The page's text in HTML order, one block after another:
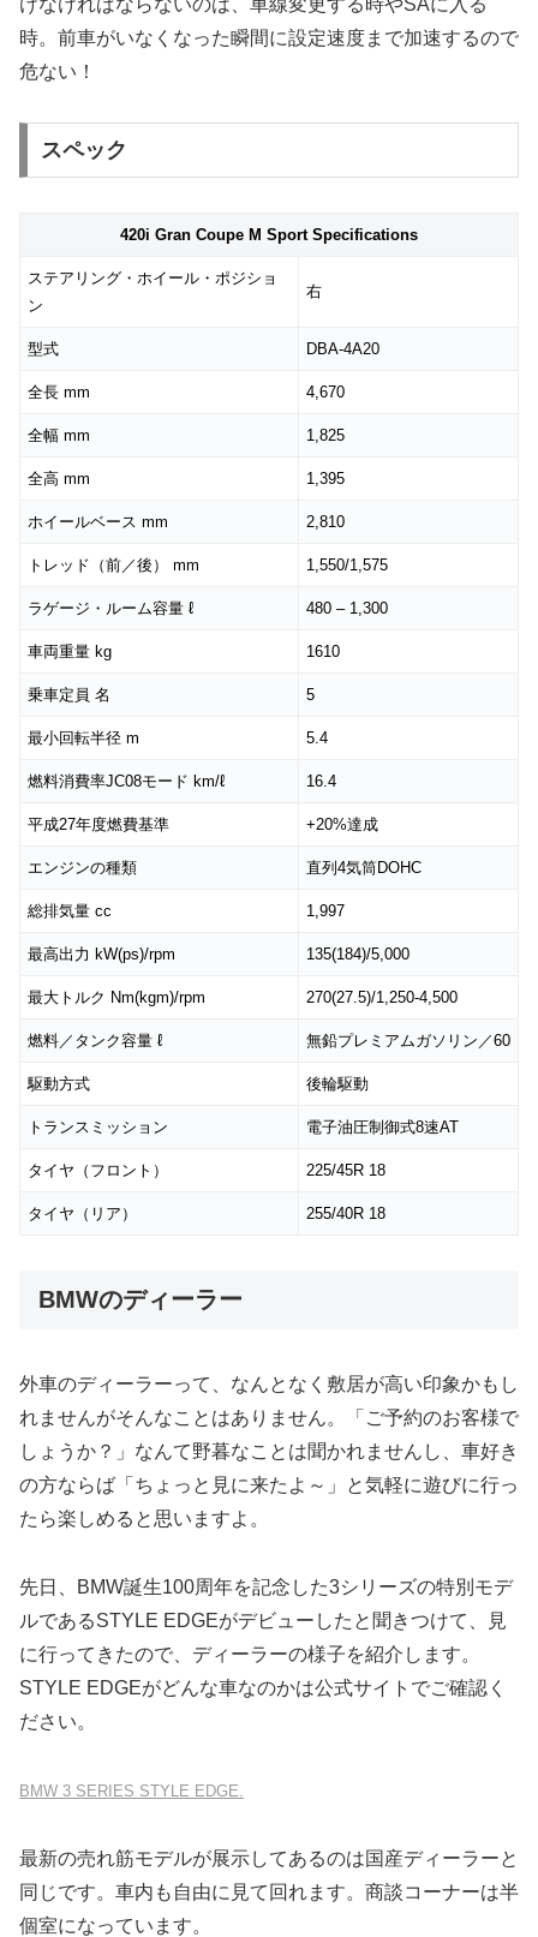
時。前車がいなくなった瞬間に設定速度まで加速するので
危ない！
スペック
420i Gran Coupe M Sport Specifications
ステアリング・ホイール・ポジショ
ン
右
型式 DBA-4A20
全長 mm 4,670
全幅 mm 1,825
全高 mm 1,395
ホイールベース mm 2,810
トレッド（前／後） mm 1,550/1,575
ラゲージ・ルーム容量 ℓ 480 – 1,300
車両重量 kg 1610
乗車定員 名 5
最小回転半径 m 5.4
燃料消費率JC08モード km/ℓ 16.4
平成27年度燃費基準 +20%達成
エンジンの種類 直列4気筒DOHC
総排気量 cc 1,997
最高出力 kW(ps)/rpm 135(184)/5,000
最大トルク Nm(kgm)/rpm 270(27.5)/1,250-4,500
燃料／タンク容量 ℓ 無鉛プレミアムガソリン／60
駆動方式 後輪駆動
トランスミッション 電子油圧制御式8速AT
タイヤ（フロント） 225/45R 18
タイヤ（リア） 255/40R 18
BMWのディーラー
外車のディーラーって、なんとなく敷居が高い印象かもし
れませんがそんなことはありません。「ご予約のお客様で
しょうか？」なんて野暮なことは聞かれませんし、車好き
の方ならば「ちょっと見に来たよ～」と気軽に遊びに行っ
たら楽しめると思いますよ。
先日、BMW誕生100周年を記念した3シリーズの特別モデ
ルであるSTYLE EDGEがデビューしたと聞きつけて、見
に行ってきたので、ディーラーの様子を紹介します。
STYLE EDGEがどんな車なのかは公式サイトでご確認く
ださい。
BMW 3 SERIES STYLE EDGE.
最新の売れ筋モデルが展示してあるのは国産ディーラーと
同じです。車内も自由に見て回れます。商談コーナーは半
個室になっています。